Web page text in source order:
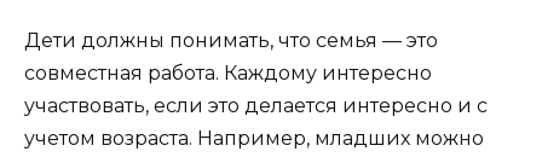
Дети должны понимать, что семья — это
совместная работа. Каждому интересно
участвовать, если это делается интересно и с
учетом возраста. Например, младших можно